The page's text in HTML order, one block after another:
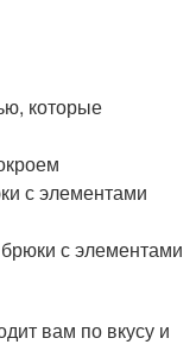
которые
с элементами
с элементами
вам по вкусу и